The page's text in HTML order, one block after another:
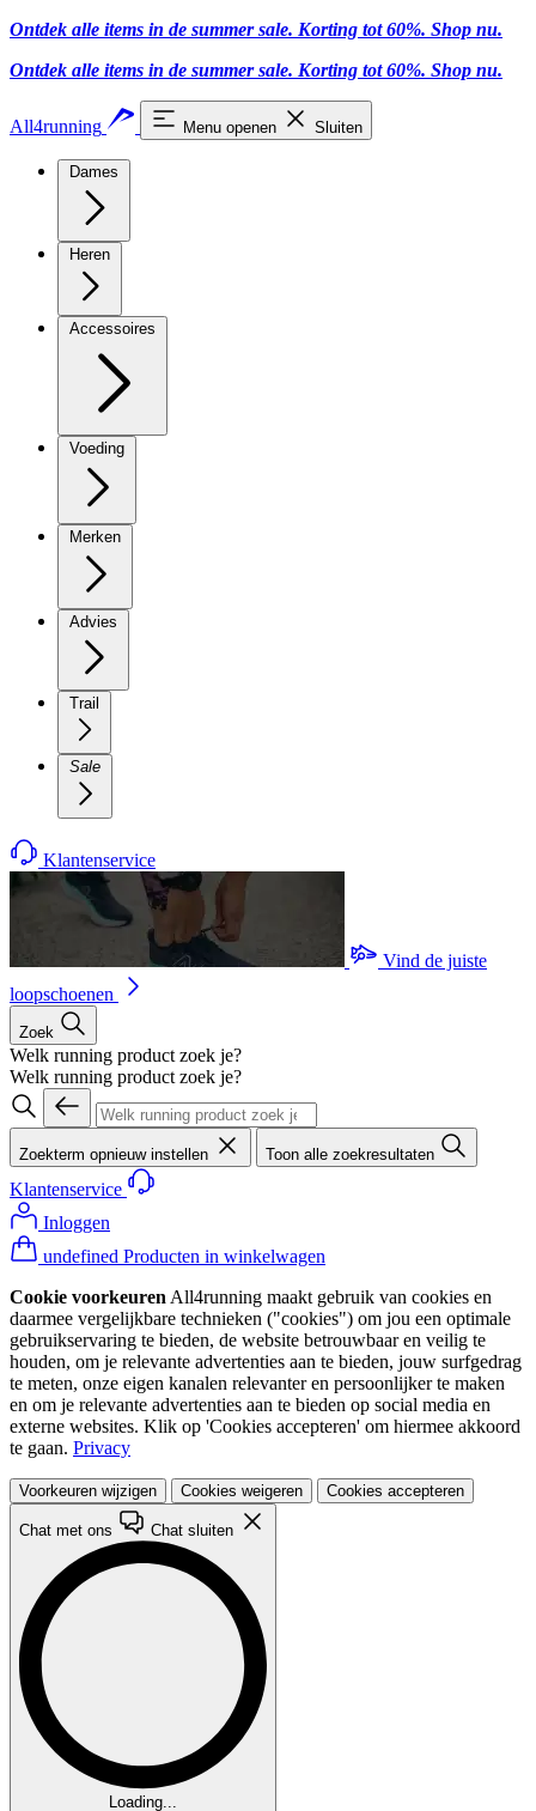
Ontdek alle items in de summer sale. Korting tot 60%. Shop nu.
Ontdek alle items in de summer sale. Korting tot 60%. Shop nu.
All4running Menu openen Sluiten
Dames
Heren
Accessoires
Voeding
Merken
Advies
Trail
Sale
Klantenservice
Vind de juiste
loopschoenen
Zoek
Welk running product zoek je?
Welk running product zoek je?
Zoekterm opnieuw instellen Toon alle zoekresultaten
Klantenservice
Inloggen
undefined Producten in winkelwagen
Cookie voorkeuren All4running maakt gebruik van cookies en
daarmee vergelijkbare technieken ("cookies") om jou een optimale
gebruikservaring te bieden, de website betrouwbaar en veilig te
houden, om je relevante advertenties aan te bieden, jouw surfgedrag
te meten, onze eigen kanalen relevanter en persoonlijker te maken
en om je relevante advertenties aan te bieden op social media en
externe websites. Klik op 'Cookies accepteren' om hiermee akkoord
te gaan. Privacy
Voorkeuren wijzigen Cookies weigeren Cookies accepteren
Chat met ons Chat sluiten
Loading...